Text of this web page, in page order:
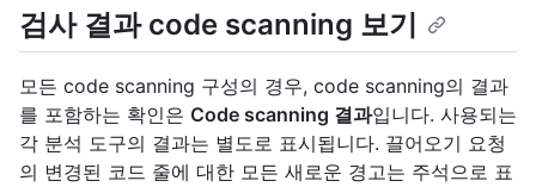
검사 결과 code scanning 보기
모든 code scanning 구성의 경우, code scanning의 결과
를 포함하는 확인은 Code scanning 결과입니다. 사용되는
각 분석 도구의 결과는 별도로 표시됩니다. 끌어오기 요청
의 변경된 코드 줄에 대한 모든 새로운 경고는 주석으로 표